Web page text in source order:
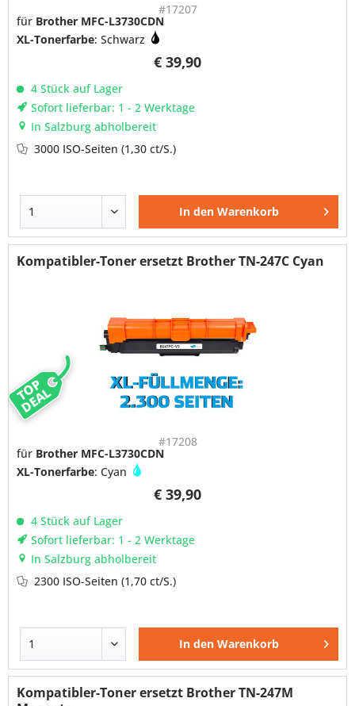
#17207
€ 39,90
für Brother MFC-L3730CDN
XL-Tonerfarbe: Schwarz
4 Stück auf Lager
Sofort lieferbar: 1 - 2 Werktage
In Salzburg abholbereit
3000 ISO-Seiten(1,30 ct/S.)
In den Warenkorb
TOP
DEAL
Kompatibler-Toner ersetzt Brother TN-247C Cyan
#17208
€ 39,90
für Brother MFC-L3730CDN
XL-Tonerfarbe: Cyan
4 Stück auf Lager
Sofort lieferbar: 1 - 2 Werktage
In Salzburg abholbereit
2300 ISO-Seiten(1,70 ct/S.)
In den Warenkorb
Kompatibler-Toner ersetzt Brother TN-247M